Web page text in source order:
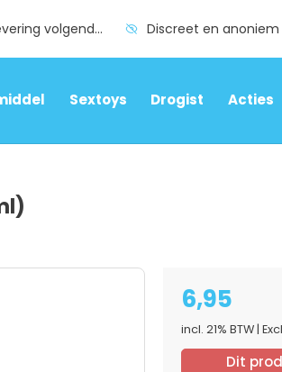
Vóór 17:00 uur besteld, levering volgende dag Discreet en
Sextoys Drogist Acties
6,95
incl. 21% BTW |
Dit